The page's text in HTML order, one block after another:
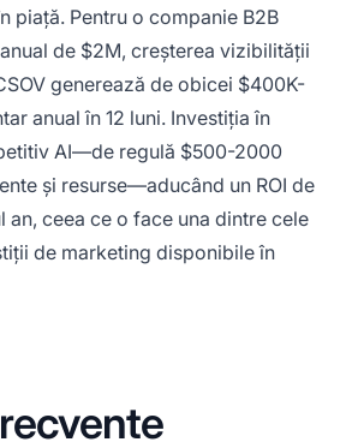
piață. Pentru o companie B2B
de $2M, creșterea vizibilității
generează de obicei $400K-
anual în 12 luni. Investiția în
AI—de regulă $500-2000
și resurse—aducând un ROI de
an, ceea ce o face una dintre cele
de marketing disponibile în